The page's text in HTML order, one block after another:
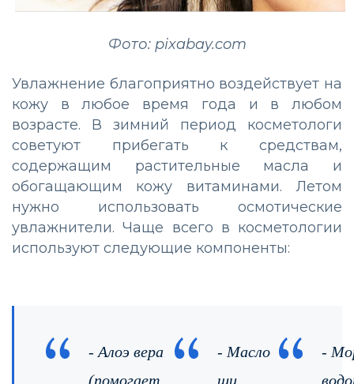
Фото: pixabay.com
Увлажнение благоприятно воздействует на
кожу в любое время года и в любом
возрасте. В зимний период косметологи
советуют прибегать к средствам,
содержащим растительные масла и
обогащающим кожу витаминами. Летом
нужно использовать осмотические
увлажнители. Чаще всего в косметологии
используют следующие компоненты:
- Алоэ вера
(помогает
- Масло
ши,
-